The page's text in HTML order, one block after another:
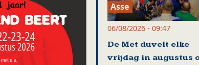
Asse
06/08/2026 - 09:47
De Met duvelt elke
vrijdag in augustus